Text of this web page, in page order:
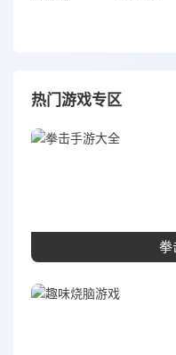
热门游戏专区
拳